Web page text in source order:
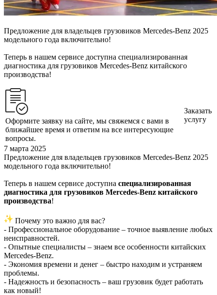
Предложение для владельцев грузовиков Mercedes-Benz 2025
модельного года включительно!
Теперь в нашем сервисе доступна специализированная
диагностика для грузовиков Mercedes-Benz китайского
производства!
Оформите заявку на сайте, мы свяжемся с вами в
ближайшее время и ответим на все интересующие
вопросы.
Заказать
услугу
7 марта 2025
Предложение для владельцев грузовиков Mercedes-Benz 2025
модельного года включительно!
Теперь в нашем сервисе доступна специализированная
диагностика для грузовиков Mercedes-Benz китайского
производства!
Почему это важно для вас?
- Профессиональное оборудование – точное выявление любых
неисправностей.
- Опытные специалисты – знаем все особенности китайских
Mercedes-Benz.
- Экономия времени и денег – быстро находим и устраняем
проблемы.
- Надежность и безопасность – ваш грузовик будет работать
как новый!